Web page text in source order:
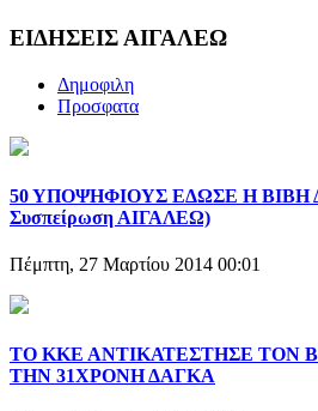
ΕΙΔΗΣΕΙΣ ΑΙΓΑΛΕΩ
Δημοφιλη
Προσφατα
50 ΥΠΟΨΗΦΙΟΥΣ ΕΔΩΣΕ Η ΒΙΒΗ
Συσπείρωση ΑΙΓΑΛΕΩ)
Πέμπτη, 27 Μαρτίου 2014 00:01
ΤΟ ΚΚΕ ΑΝΤΙΚΑΤΕΣΤΗΣΕ ΤΟΝ
ΤΗΝ 31ΧΡΟΝΗ ΔΑΓΚΑ